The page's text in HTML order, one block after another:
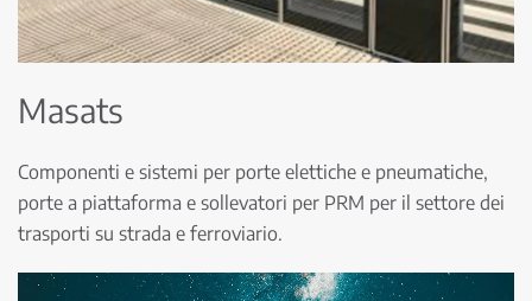
Masats
Componenti e sistemi per porte elettiche e pneumatiche,
porte a piattaforma e sollevatori per PRM per il settore dei
trasporti su strada e ferroviario.